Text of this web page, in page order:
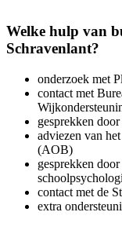
Welke hulp van
Schravenlant?
onderzoek met
contact met
gesprekken
adviezen van
(AOB)
gesprekken
contact met de
extra